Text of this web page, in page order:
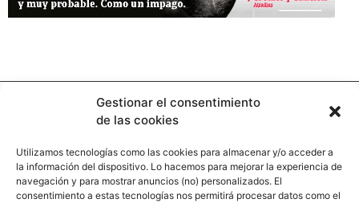
Gestionar el consentimiento
de las cookies
Utilizamos tecnologías como las cookies para almacenar y/o acceder a
la información del dispositivo. Lo hacemos para mejorar la experiencia de
navegación y para mostrar anuncios (no) personalizados. El
consentimiento a estas tecnologías nos permitirá procesar datos como el
Contacto